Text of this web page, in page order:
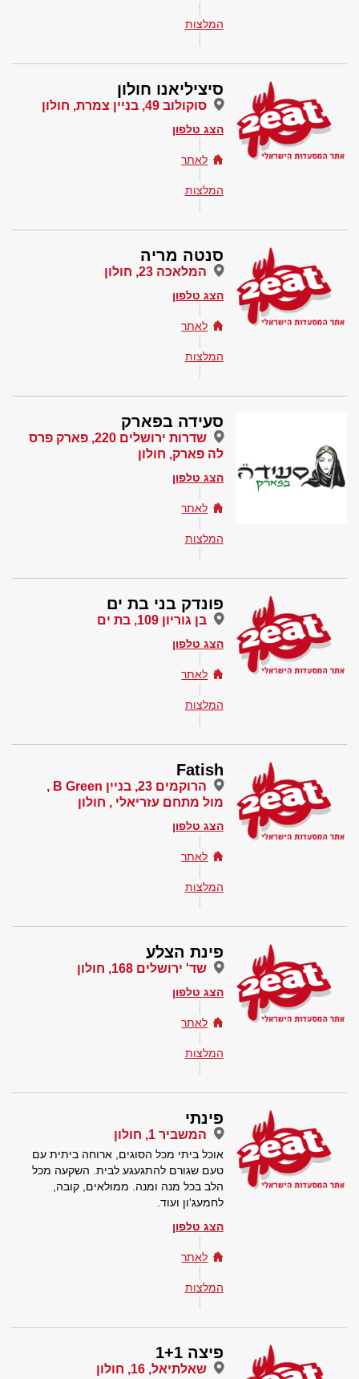
המלצות
סיציליאנו חולון
סוקולוב 49, בניין צמרת, חולון
הצג טלפון
לאתר
המלצות
סנטה מריה
המלאכה 23, חולון
הצג טלפון
לאתר
המלצות
סעידה בפארק
שדרות ירושלים 220, פארק פרס
לה פארק, חולון
הצג טלפון
לאתר
המלצות
פונדק בני בת ים
בן גוריון 109, בת ים
הצג טלפון
לאתר
המלצות
Fatish
הרוקמים 23, בניין B Green ,
מול מתחם עזריאלי , חולון
הצג טלפון
לאתר
המלצות
פינת הצלע
שד' ירושלים 168, חולון
הצג טלפון
לאתר
המלצות
פינתי
המשביר 1, חולון
אוכל ביתי מכל הסוגים, ארוחה ביתית עם
טעם שגורם להתגעגע לבית. השקעה מכל
הלב בכל מנה ומנה. ממולאים, קובה,
לחמעג'ון ועוד.
הצג טלפון
לאתר
המלצות
פיצה 1+1
שאלתיאל, 16, חולון